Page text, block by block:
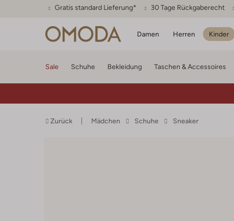
Gratis standard Lieferung* 30 Tage Rückgaberecht
Damen Herren Kinder
Sale Schuhe Bekleidung Taschen & Accessoires
Zurück Mädchen Schuhe Sneaker